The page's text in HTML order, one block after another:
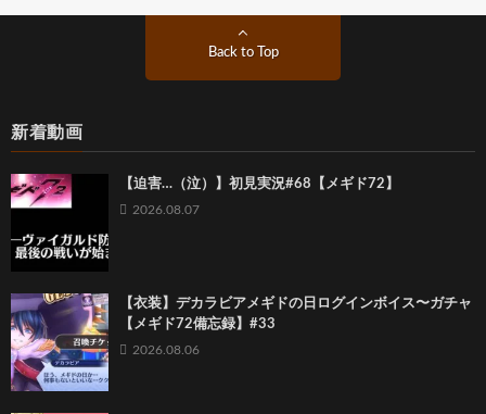
Back to Top
新着動画
【迫害…（泣）】初見実況#68【メギド72】
2026.08.07
【衣装】デカラビアメギドの日ログインボイス〜ガチャ
【メギド72備忘録】#33
2026.08.06